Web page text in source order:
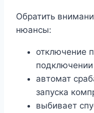
Обратить
нюансы:
отключение
подключении
автомат
запуска
выбивает